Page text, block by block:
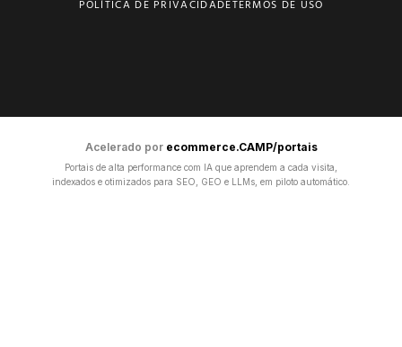
POLÍTICA DE PRIVACIDADETERMOS DE USO
Acelerado por ecommerce.CAMP/portais
Portais de alta performance com IA que aprendem a cada visita,
indexados e otimizados para SEO, GEO e LLMs, em piloto automático.